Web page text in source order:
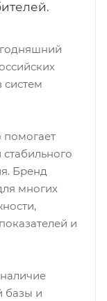
систем
Бренд
многих
и
базы и